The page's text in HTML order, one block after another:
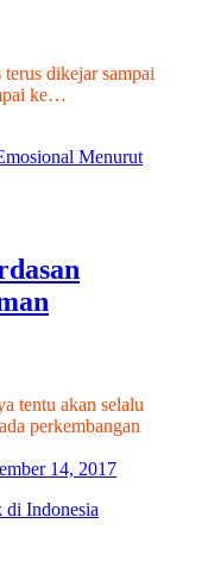
dikejar sampai
ke…
tentu akan selalu
perkembangan
14, 2017